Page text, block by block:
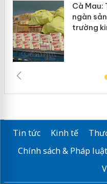
Cà Mau:
ngàn
trường
Tin tức Kinh tế
Chính sách & Pháp luật